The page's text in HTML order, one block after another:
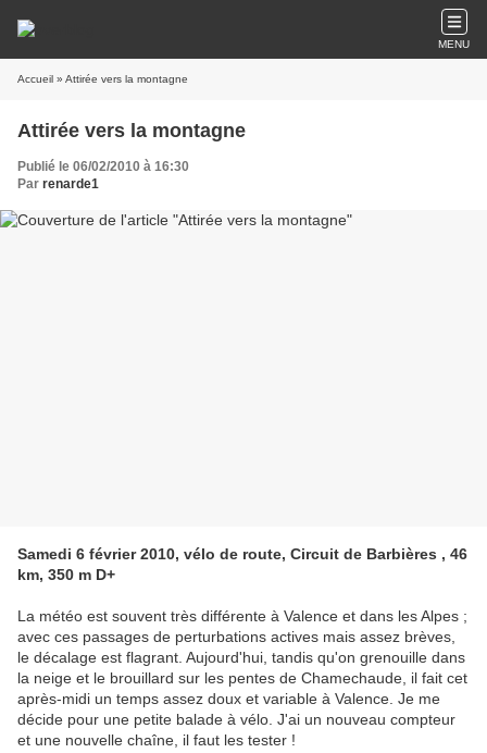
MENU
Accueil » Attirée vers la montagne
Attirée vers la montagne
Publié le 06/02/2010 à 16:30
Par renarde1
Samedi 6 février 2010, vélo de route, Circuit de Barbières , 46
km, 350 m D+
La météo est souvent très différente à Valence et dans les Alpes ;
avec ces passages de perturbations actives mais assez brèves,
le décalage est flagrant. Aujourd'hui, tandis qu'on grenouille dans
la neige et le brouillard sur les pentes de Chamechaude, il fait cet
après-midi un temps assez doux et variable à Valence. Je me
décide pour une petite balade à vélo. J'ai un nouveau compteur
et une nouvelle chaîne, il faut les tester !